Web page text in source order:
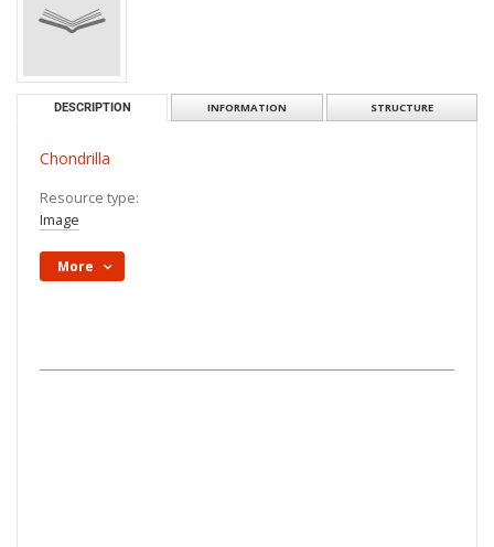
DESCRIPTION INFORMATION STRUCTURE
Chondrilla
Resource type:
Image
More